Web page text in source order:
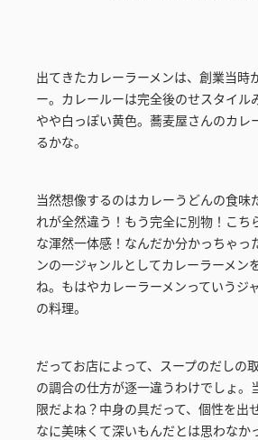
出てきたカレーラーメンは、創業当時
ー。カレールーは完全後のせスタイル
やや白っぽい黄色。蕎麦屋さんのカレ
るかな。
当然想像するのはカレーうどんの食味
れが全然違う！もう完全に別物！こち
な渾然一体感！なんだか分かっちゃっ
ンの一ジャンルとしてカレーラーメン
ね。もはやカレーラーメンっていうジ
の料理。
だってお店によって、スープのだしの
の調合の仕方が逐一違うわけでしょ。
限だよね？中身の具だって、個性を出
なに美味くて深いもんだとは思わなか